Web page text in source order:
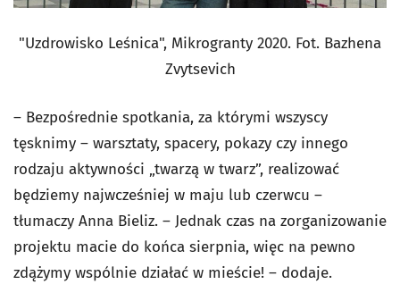
"Uzdrowisko Leśnica", Mikrogranty 2020. Fot. Bazhena
Zvytsevich
– Bezpośrednie spotkania, za którymi wszyscy
tęsknimy – warsztaty, spacery, pokazy czy innego
rodzaju aktywności „twarzą w twarz”, realizować
będziemy najwcześniej w maju lub czerwcu –
tłumaczy Anna Bieliz. – Jednak czas na zorganizowanie
projektu macie do końca sierpnia, więc na pewno
zdążymy wspólnie działać w mieście! – dodaje.